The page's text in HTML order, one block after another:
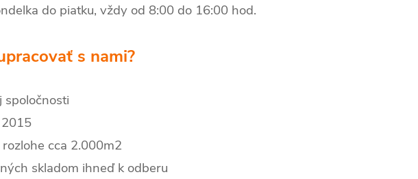
do piatku, vždy od 8:00 do 16:00 hod.
s nami?
spoločnosti
cca 2.000m2
skladom ihneď k odberu